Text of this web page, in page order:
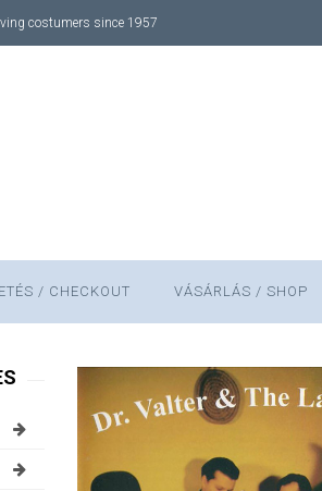
costumers since 1957
/ CHECKOUT VÁSÁRLÁS / SHOP